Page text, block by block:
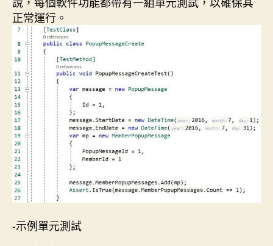
正常運行。
-示例單元測試